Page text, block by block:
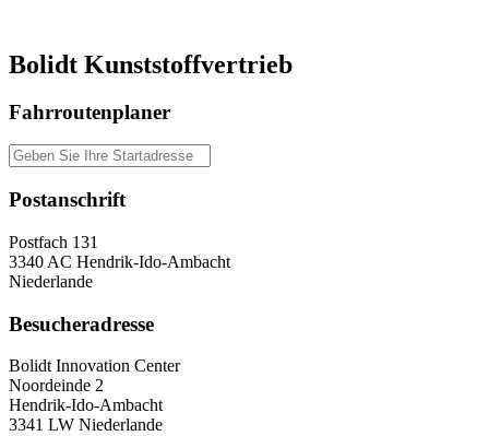
Bolidt Kunststoffvertrieb
Fahrroutenplaner
Postanschrift
Postfach 131
3340 AC Hendrik-Ido-Ambacht
Niederlande
Besucheradresse
Bolidt Innovation Center
Noordeinde 2
Hendrik-Ido-Ambacht
3341 LW Niederlande